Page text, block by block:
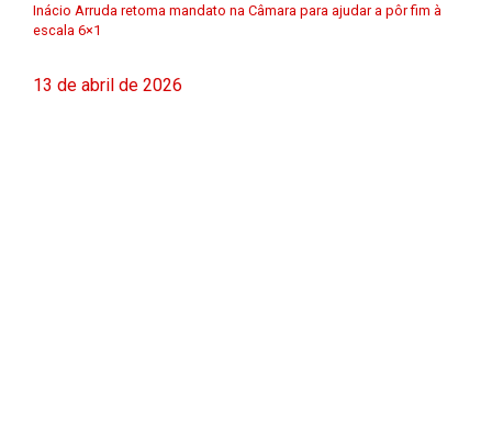
Inácio Arruda retoma mandato na Câmara para ajudar a pôr fim à
escala 6×1
13 de abril de 2026